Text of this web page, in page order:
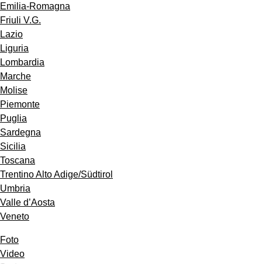
Emilia-Romagna
Friuli V.G.
Lazio
Liguria
Lombardia
Marche
Molise
Piemonte
Puglia
Sardegna
Sicilia
Toscana
Trentino Alto Adige/Südtirol
Umbria
Valle d’Aosta
Veneto
Foto
Video